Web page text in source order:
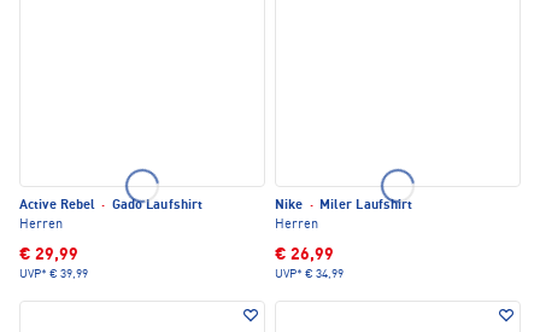
Active Rebel · Gado Laufshirt
Herren
€ 29,99
UVP* € 39,99
Nike · Miler Laufshirt
Herren
€ 26,99
UVP* € 34,99